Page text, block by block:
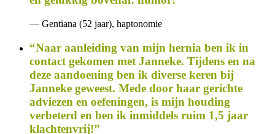
— Gentiana (52 jaar), haptonomie
“Naar aanleiding van mijn hernia ben ik in
contact gekomen met Janneke. Tijdens en na
deze aandoening ben ik diverse keren bij
Janneke geweest. Mede door haar gerichte
adviezen en oefeningen, is mijn houding
verbeterd en ben ik inmiddels ruim 1,5 jaar
klachtenvrij!”